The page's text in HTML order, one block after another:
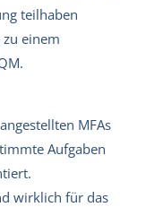
teilhaben
einem
MFAs
Aufgaben
wirklich für das